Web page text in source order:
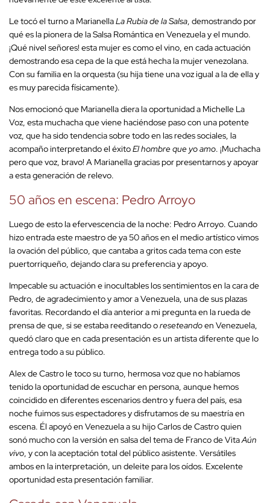
Le tocó el turno a MarianellaLa Rubia de la Salsa, demostrando por
qué es la pionera de la Salsa Romántica en Venezuela y el mundo.
¡Qué nivel señores! esta mujer es como el vino, en cada actuación
demostrando esa cepa de la que está hecha la mujer venezolana.
Con su familia en la orquesta (su hija tiene una voz igual a la de ella y
es muy parecida físicamente).
Nos emocionó que Marianella diera la oportunidad a Michelle La
Voz, esta muchacha que viene haciéndose paso con una potente
voz, que ha sido tendencia sobre todo en las redes sociales, la
acompaño interpretando el éxitoEl hombre que yo amo. ¡Muchacha
pero que voz, bravo! A Marianella gracias por presentarnos y apoyar
a esta generación de relevo.
50 años en escena: Pedro Arroyo
Luego de esto la efervescencia de la noche: Pedro Arroyo. Cuando
hizo entrada este maestro de ya 50 años en el medio artístico vimos
la ovación del público, que cantaba a gritos cada tema con este
puertorriqueño, dejando clara su preferencia y apoyo.
Impecable su actuación e inocultables los sentimientos en la cara de
Pedro, de agradecimiento y amor a Venezuela, una de sus plazas
favoritas. Recordando el día anterior a mi pregunta en la rueda de
prensa de que, si se estaba reeditando oreseteandoen Venezuela,
quedó claro que en cada presentación es un artista diferente que lo
entrega todo a su público.
Alex de Castro le toco su turno, hermosa voz que no habíamos
tenido la oportunidad de escuchar en persona, aunque hemos
coincidido en diferentes escenarios dentro y fuera del país, esa
noche fuimos sus espectadores y disfrutamos de su maestría en
escena. Él apoyó en Venezuela a su hijo Carlos de Castro quien
sonó mucho con la versión en salsa del tema de Franco de VitaAún
vivo, y con la aceptación total del público asistente. Versátiles
ambos en la interpretación, un deleite para los oídos. Excelente
oportunidad esta presentación familiar.